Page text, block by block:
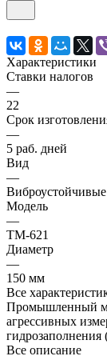
Характеристики
Ставки налогов
—
22
Срок
—
5 раб. дней
Вид
—
Модель
—
ТМ-621
Диаметр
—
150 мм
Все
Промышленный
агрессивных
Все описание